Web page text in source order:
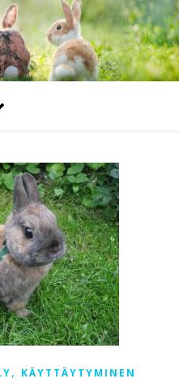
, KÄYTTÄYTYMINEN